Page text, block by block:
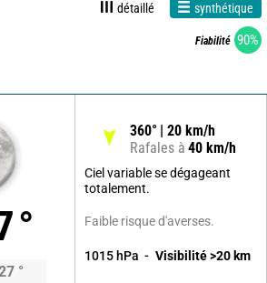
détaillé synthétique
Fiabilité 90%
°
°
360° 20 km/h
Rafales à 40 km/h
Ciel variable se dégageant
totalement.
Faible risque d'averses.
1015 hPa Visibilité >20 km